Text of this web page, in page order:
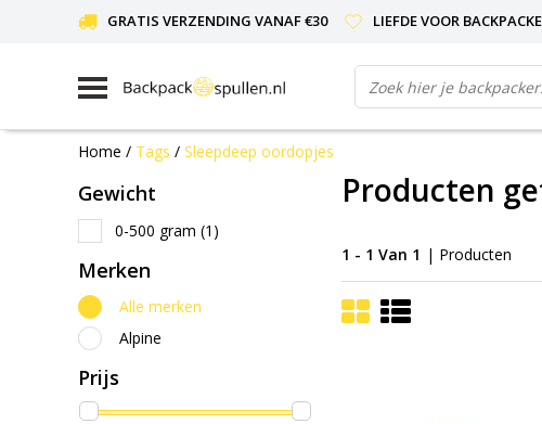
GRATIS VERZENDING VANAF €30 LIEFDE VOOR
Home / Tags / Sleepdeep oordopjes
Gewicht
0-500 gram (1)
Merken
Alle merken
Alpine
Prijs
Producten
1 - 1 Van 1 | Producten